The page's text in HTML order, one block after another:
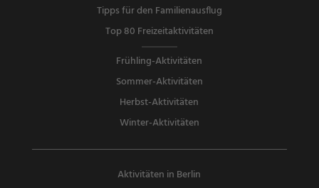
Tipps für den Familienausflug
Top 80 Freizeitaktivitäten
Frühling-Aktivitäten
Sommer-Aktivitäten
Herbst-Aktivitäten
Winter-Aktivitäten
Aktivitäten in Berlin